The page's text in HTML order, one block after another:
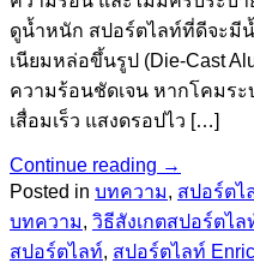
ดูน้ำหนัก สปอร์ตไลท์ที่ดีจะมี
เนียมหล่อขึ้นรูป (Die-Cast
ความร้อนชัดเจน หากโคมร
เสื่อมเร็ว แสงดรอปไว […]
Continue reading →
Posted in บทความ, สปอร์ตไ
บทความ, วิธีสังเกตสปอร์ตไ
สปอร์ตไลท์, สปอร์ตไลท์